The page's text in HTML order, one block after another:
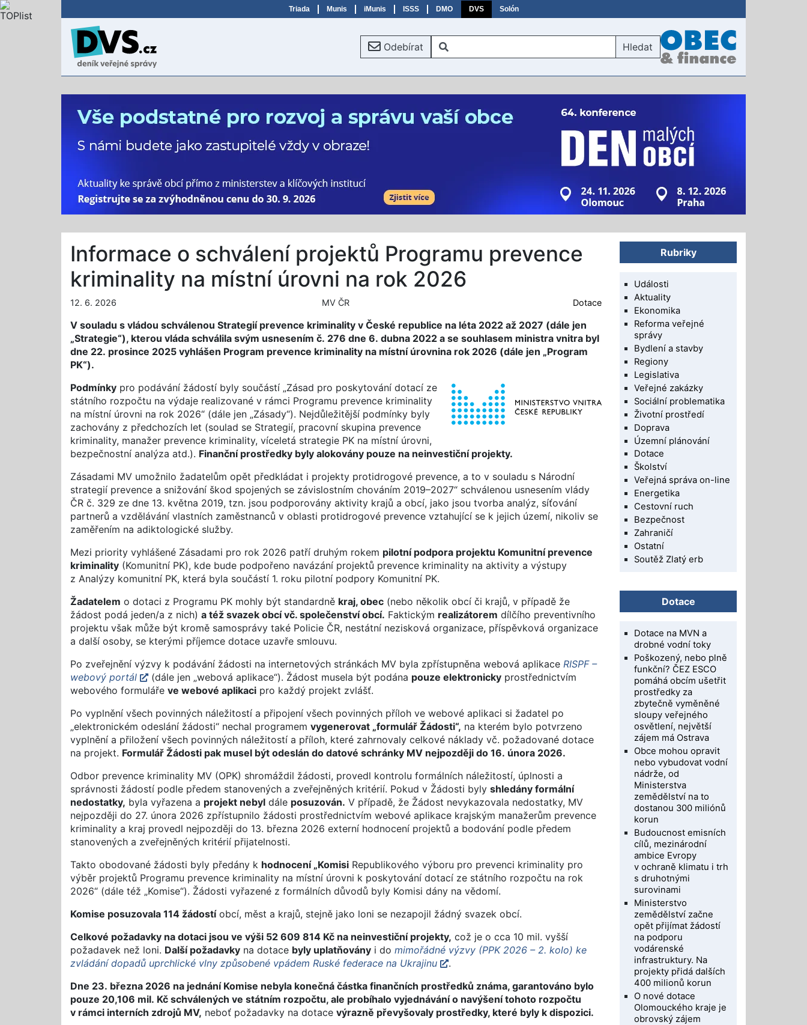
Triada Munis iMunis ISSS DMO DVS Solón
Odebírat Hledat
Informace o schválení projektů Programu prevence
kriminality na místní úrovni na rok 2026
12. 6. 2026 MV ČR Dotace
V souladu s vládou schválenou Strategií prevence kriminality v České republice na léta 2022 až 2027 (dále jen
„Strategie“), kterou vláda schválila svým usnesením č. 276 dne 6. dubna 2022 a se souhlasem ministra vnitra byl
dne 22. prosince 2025 vyhlášen Program prevence kriminality na místní úrovnina rok 2026 (dále jen „Program
PK“).
Podmínky pro podávání žádostí byly součástí „Zásad pro poskytování dotací ze
státního rozpočtu na výdaje realizované v rámci Programu prevence kriminality
na místní úrovni na rok 2026“ (dále jen „Zásady“). Nejdůležitější podmínky byly
zachovány z předchozích let (soulad se Strategií, pracovní skupina prevence
kriminality, manažer prevence kriminality, víceletá strategie PK na místní úrovni,
bezpečnostní analýza atd.). Finanční prostředky byly alokovány pouze na neinvestiční projekty.
Zásadami MV umožnilo žadatelům opět předkládat i projekty protidrogové prevence, a to v souladu s Národní
strategií prevence a snižování škod spojených se závislostním chováním 2019–2027“ schválenou usnesením vlády
ČR č. 329 ze dne 13. května 2019, tzn. jsou podporovány aktivity krajů a obcí, jako jsou tvorba analýz, síťování
partnerů a vzdělávání vlastních zaměstnanců v oblasti protidrogové prevence vztahující se k jejich území, nikoliv se
zaměřením na adiktologické služby.
Mezi priority vyhlášené Zásadami pro rok 2026 patří druhým rokem pilotní podpora projektu Komunitní prevence
kriminality (Komunitní PK), kde bude podpořeno navázání projektů prevence kriminality na aktivity a výstupy
z Analýzy komunitní PK, která byla součástí 1. roku pilotní podpory Komunitní PK.
Žadatelem o dotaci z Programu PK mohly být standardně kraj, obec (nebo několik obcí či krajů, v případě že
žádost podá jeden/a z nich) a též svazek obcí vč. společenství obcí. Faktickým realizátorem dílčího preventivního
projektu však může být kromě samosprávy také Policie ČR, nestátní nezisková organizace, příspěvková organizace
a další osoby, se kterými příjemce dotace uzavře smlouvu.
Po zveřejnění výzvy k podávání žádosti na internetových stránkách MV byla zpřístupněna webová aplikace RISPF –
webový portál
(dále jen „webová aplikace“). Žádost musela být podána pouze elektronicky prostřednictvím
webového formuláře ve webové aplikaci pro každý projekt zvlášť.
Po vyplnění všech povinných náležitostí a připojení všech povinných příloh ve webové aplikaci si žadatel po
„elektronickém odeslání žádosti“ nechal programem vygenerovat „formulář Žádosti“, na kterém bylo potvrzeno
vyplnění a přiložení všech povinných náležitostí a příloh, které zahrnovaly celkové náklady vč. požadované dotace
na projekt. Formulář Žádosti pak musel být odeslán do datové schránky MV nejpozději do 16. února 2026.
Odbor prevence kriminality MV (OPK) shromáždil žádosti, provedl kontrolu formálních náležitostí, úplnosti a
správnosti žádostí podle předem stanovených a zveřejněných kritérií. Pokud v Žádosti byly shledány formální
nedostatky, byla vyřazena a projekt nebyl dále posuzován. V případě, že Žádost nevykazovala nedostatky, MV
nejpozději do 27. února 2026 zpřístupnilo žádosti prostřednictvím webové aplikace krajským manažerům prevence
kriminality a kraj provedl nejpozději do 13. března 2026 externí hodnocení projektů a bodování podle předem
stanovených a zveřejněných kritérií přijatelnosti.
Takto obodované žádosti byly předány k hodnocení „Komisi Republikového výboru pro prevenci kriminality pro
výběr projektů Programu prevence kriminality na místní úrovni k poskytování dotací ze státního rozpočtu na rok
2026“ (dále též „Komise“). Žádosti vyřazené z formálních důvodů byly Komisi dány na vědomí.
Komise posuzovala 114 žádostíobcí, měst a krajů, stejně jako loni se nezapojil žádný svazek obcí.
Celkové požadavky na dotaci jsou ve výši 52 609 814 Kč na neinvestiční projekty, což je o cca 10 mil. vyšší
požadavek než loni. Další požadavky na dotace byly uplatňovány i do mimořádné výzvy (PPK 2026 – 2. kolo) ke
zvládání dopadů uprchlické vlny způsobené vpádem Ruské federace na Ukrajinu
.
Dne 23. března 2026 na jednání Komise nebyla konečná částka finančních prostředků známa, garantováno bylo
pouze 20,106 mil. Kč schválených ve státním rozpočtu, ale probíhalo vyjednávání o navýšení tohoto rozpočtu
v rámci interních zdrojů MV, neboť požadavky na dotace výrazně převyšovaly prostředky, které byly k dispozici.
Rubriky
Události
Aktuality
Ekonomika
Reforma veřejné
správy
Bydlení a stavby
Regiony
Legislativa
Veřejné zakázky
Sociální problematika
Životní prostředí
Doprava
Územní plánování
Dotace
Školství
Veřejná správa on-line
Energetika
Cestovní ruch
Bezpečnost
Zahraničí
Ostatní
Soutěž Zlatý erb
Dotace
Dotace na MVN a
drobné vodní toky
Poškozený, nebo plně
funkční? ČEZ ESCO
pomáhá obcím ušetřit
prostředky za
zbytečně vyměněné
sloupy veřejného
osvětlení, největší
zájem má Ostrava
Obce mohou opravit
nebo vybudovat vodní
nádrže, od
Ministerstva
zemědělství na to
dostanou 300 miliónů
korun
Budoucnost emisních
cílů, mezinárodní
ambice Evropy
v ochraně klimatu i trh
s druhotnými
surovinami
Ministerstvo
zemědělství začne
opět přijímat žádostí
na podporu
vodárenské
infrastruktury. Na
projekty přidá dalších
400 milionů korun
O nové dotace
Olomouckého kraje je
obrovský zájem